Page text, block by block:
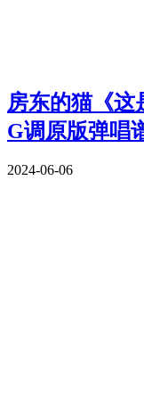
房东的猫《这
G调原版弹唱
2024-06-06